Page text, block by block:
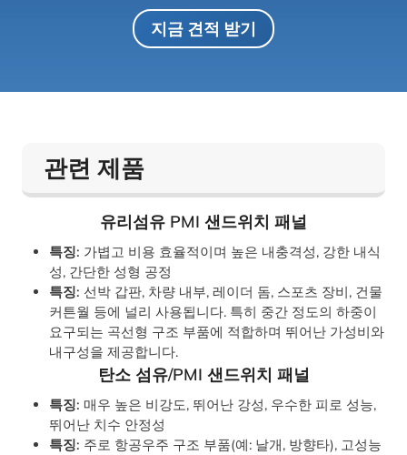
지금 견적 받기
관련 제품
유리섬유 PMI 샌드위치 패널
특징: 가볍고 비용 효율적이며 높은 내충격성, 강한 내식
성, 간단한 성형 공정
특징: 선박 갑판, 차량 내부, 레이더 돔, 스포츠 장비, 건물
커튼월 등에 널리 사용됩니다. 특히 중간 정도의 하중이
요구되는 곡선형 구조 부품에 적합하며 뛰어난 가성비와
내구성을 제공합니다.
탄소 섬유/PMI 샌드위치 패널
특징: 매우 높은 비강도, 뛰어난 강성, 우수한 피로 성능,
뛰어난 치수 안정성
특징: 주로 항공우주 구조 부품(예: 날개, 방향타), 고성능